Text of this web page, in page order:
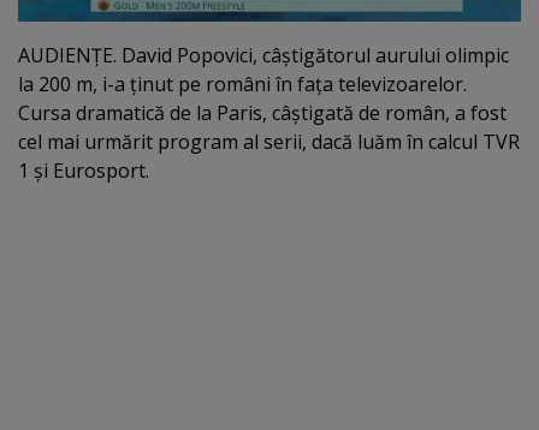
AUDIENŢE. David Popovici, câştigătorul aurului olimpic
la 200 m, i-a ţinut pe români în faţa televizoarelor.
Cursa dramatică de la Paris, câştigată de român, a fost
cel mai urmărit program al serii, dacă luăm în calcul TVR
1 şi Eurosport.